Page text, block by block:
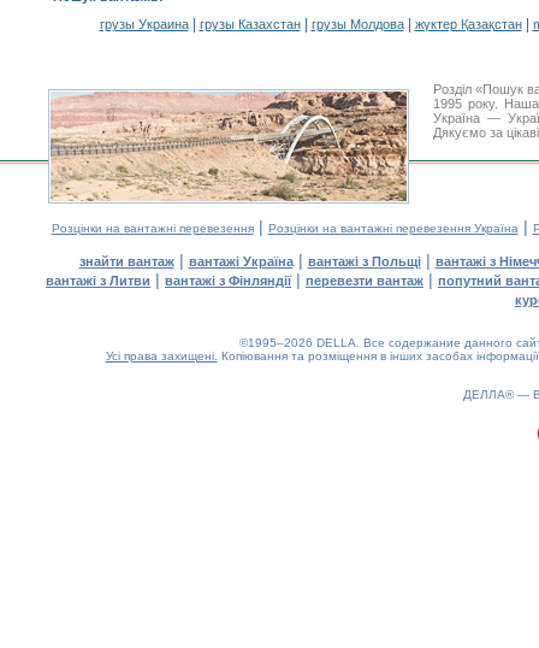
грузы Украина| грузы Казахстан| грузы Молдова| жүктер Қазақстан|
Розділ «Пошук
1995 року. Наша
Україна —
Дякуємо за
Розцінки на вантажні перевезення| Розцінки на вантажні перевезення Україна |
знайти вантаж| вантажі Україна| вантажі з Польщі| вантажі з
вантажі з Литви | вантажі з Фінляндії| перевезти вантаж | попутний
©1995–2026 DELLA. Все содержание данного
Усі права захищені. Копіювання та розміщення в інших засобах
ДЕЛЛА® —